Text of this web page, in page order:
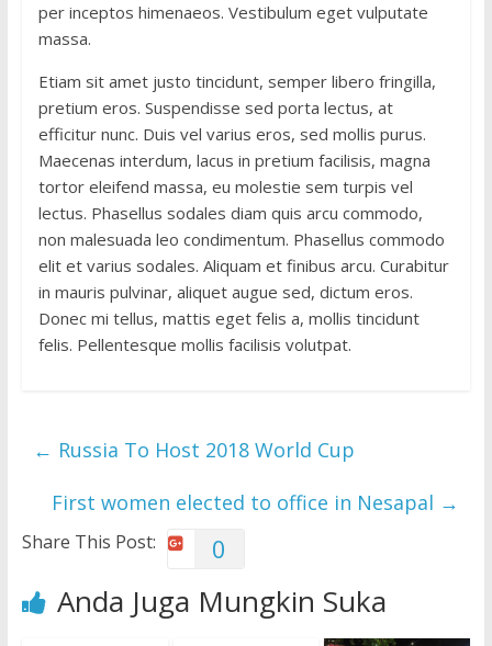
per inceptos himenaeos. Vestibulum eget vulputate
massa.
Etiam sit amet justo tincidunt, semper libero fringilla,
pretium eros. Suspendisse sed porta lectus, at
efficitur nunc. Duis vel varius eros, sed mollis purus.
Maecenas interdum, lacus in pretium facilisis, magna
tortor eleifend massa, eu molestie sem turpis vel
lectus. Phasellus sodales diam quis arcu commodo,
non malesuada leo condimentum. Phasellus commodo
elit et varius sodales. Aliquam et finibus arcu. Curabitur
in mauris pulvinar, aliquet augue sed, dictum eros.
Donec mi tellus, mattis eget felis a, mollis tincidunt
felis. Pellentesque mollis facilisis volutpat.
← Russia To Host 2018 World Cup
First women elected to office in Nesapal →
Share This Post: 0
Anda Juga Mungkin Suka